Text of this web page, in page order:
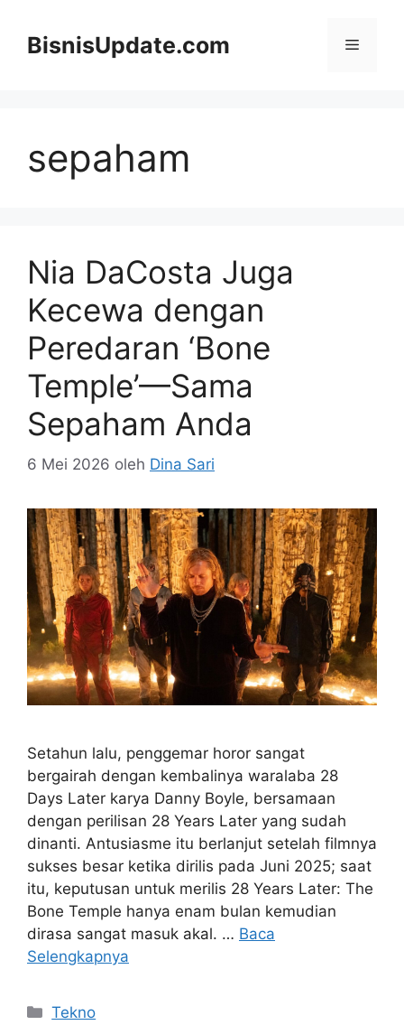
BisnisUpdate.com Menu
sepaham
Nia DaCosta Juga
Kecewa dengan
Peredaran ‘Bone
Temple’—Sama
Sepaham Anda
6 Mei 2026 oleh Dina Sari
Setahun lalu, penggemar horor sangat
bergairah dengan kembalinya waralaba 28
Days Later karya Danny Boyle, bersamaan
dengan perilisan 28 Years Later yang sudah
dinanti. Antusiasme itu berlanjut setelah filmnya
sukses besar ketika dirilis pada Juni 2025; saat
itu, keputusan untuk merilis 28 Years Later: The
Bone Temple hanya enam bulan kemudian
dirasa sangat masuk akal. … Baca
Selengkapnya
Kategori
Tekno